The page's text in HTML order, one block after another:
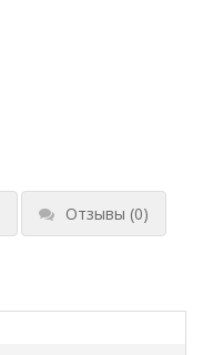
Отзывы (0)